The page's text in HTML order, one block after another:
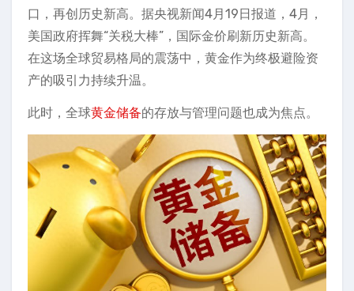
口，再创历史新高。据央视新闻4月19日报道，4月，
美国政府挥舞“关税大棒”，国际金价刷新历史新高。
在这场全球贸易格局的震荡中，黄金作为终极避险资
产的吸引力持续升温。
此时，全球黄金储备的存放与管理问题也成为焦点。